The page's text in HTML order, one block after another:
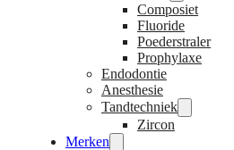
Composiet
Fluoride
Poederstraler
Prophylaxe
Endodontie
Anesthesie
Tandtechniek
Zircon
Merken